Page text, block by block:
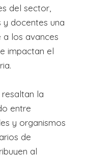
del sector,
y docentes una
a los avances
impactan el
la
entre
y organismos
de
al